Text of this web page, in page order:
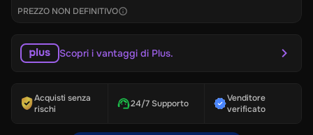
PREZZO NON DEFINITIVO
Scopri i vantaggi di Plus.
Acquisti senza
rischi
24/7 Supporto
Venditore
verificato